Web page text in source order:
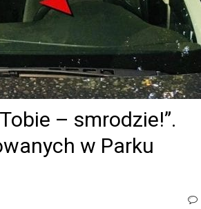
– smrodzie!”.
w Parku